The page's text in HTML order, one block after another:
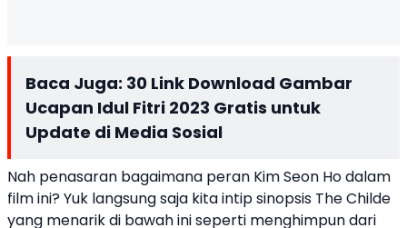
Baca Juga: 30 Link Download Gambar
Ucapan Idul Fitri 2023 Gratis untuk
Update di Media Sosial
Nah penasaran bagaimana peran Kim Seon Ho dalam
film ini? Yuk langsung saja kita intip sinopsis The Childe
yang menarik di bawah ini seperti menghimpun dari